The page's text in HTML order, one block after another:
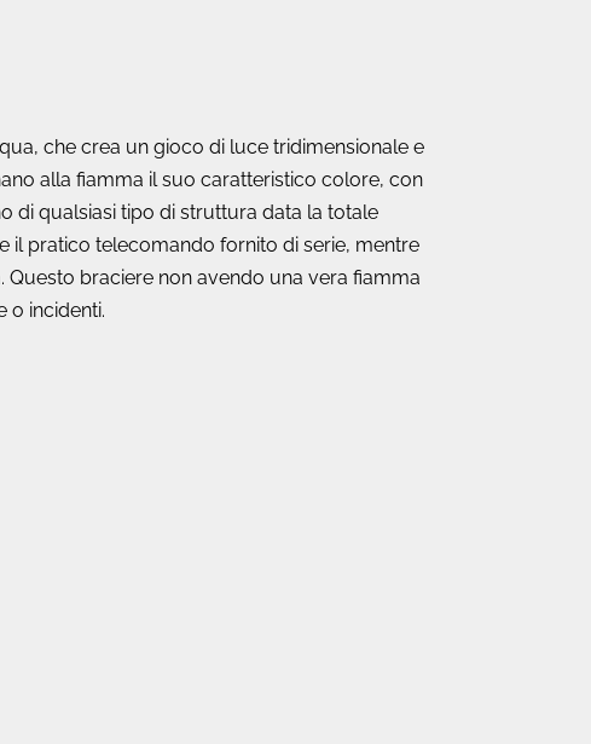
che crea un gioco di luce tridimensionale e
alla fiamma il suo caratteristico colore, con
di qualsiasi tipo di struttura data la totale
il pratico telecomando fornito di serie, mentre
braciere non avendo una vera fiamma
o incidenti.